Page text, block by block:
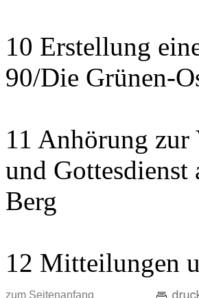
10 Erstellung
90/Die Grünen-
11 Anhörung zur
und
Berg
12 Mitteilungen
zum Seitenanfang